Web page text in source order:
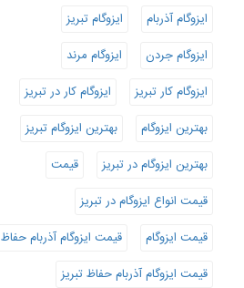
ایزوگام آذربام
ایزوگام تبریز
ایزوگام جردن
ایزوگام مرند
ایزوگام کار تبریز
ایزوگام کار در تبریز
بهترین ایزوگام
بهترین ایزوگام تبریز
بهترین ایزوگام در تبریز
قیمت
قیمت انواع ایزوگام در تبریز
قیمت ایزوگام
قیمت ایزوگام آذربام حفاظ
قیمت ایزوگام آذربام حفاظ تبریز